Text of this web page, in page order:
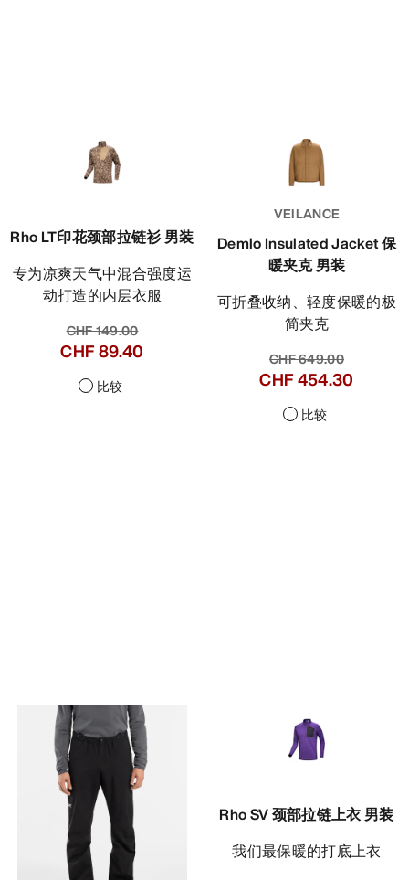
Rho LT印花颈部拉链衫 男装
专为凉爽天气中混合强度运
动打造的内层衣服
CHF 149.00
CHF 89.40
比较
VEILANCE
Demlo Insulated Jacket 保
暖夹克 男装
可折叠收纳、轻度保暖的极
简夹克
CHF 649.00
CHF 454.30
比较
Rho SV 颈部拉链上衣 男装
我们最保暖的打底上衣